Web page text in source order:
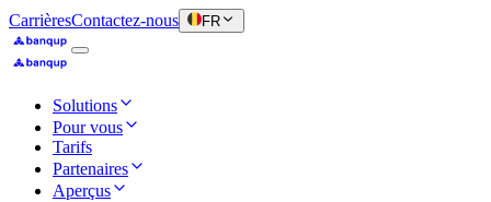
CarrièresContactez-nous FR
Solutions
Pour vous
Tarifs
Partenaires
Aperçus